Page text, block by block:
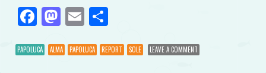
Facebook
Mastodon
Email
PAPOLUCA ALMA PAPOLUCA REPORT SOLE LEAVE A COMMENT